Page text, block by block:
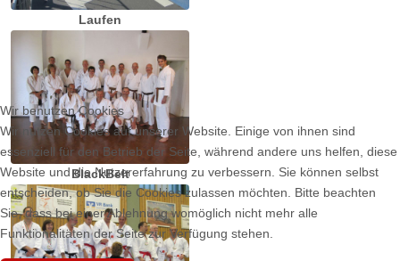
Laufen
BlackBelt
Wir benutzen Cookies
Wir nutzen Cookies auf unserer Website. Einige von ihnen sind
essenziell für den Betrieb der Seite, während andere uns helfen, diese
Website und die Nutzererfahrung zu verbessern. Sie können selbst
entscheiden, ob Sie die Cookies zulassen möchten. Bitte beachten
Sie, dass bei einer Ablehnung womöglich nicht mehr alle
Funktionalitäten der Seite zur Verfügung stehen.